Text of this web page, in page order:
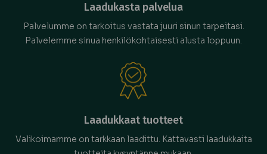
Laadukasta palvelua
Palvelumme on tarkoitus vastata juuri sinun tarpeitasi.
Palvelemme sinua henkilökohtaisesti alusta loppuun.
Laadukkaat tuotteet
Valikoimamme on tarkkaan laadittu. Kattavasti laadukkaita